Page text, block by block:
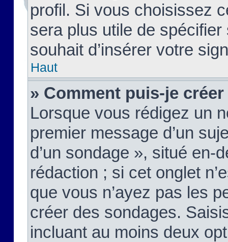
profil. Si vous choisissez
sera plus utile de
souhait d’insérer votre
Haut
» Comment puis-je
Lorsque vous rédigez un
premier message d’un
d’un sondage », situé en-
rédaction ; si cet onglet
que vous n’ayez pas les
créer des sondages.
incluant au moins deux